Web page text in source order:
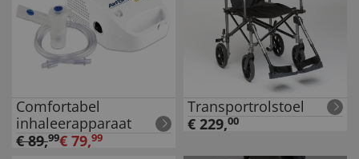
Comfortabel
inhaleerapparaat
€89,99€ 79,99
Transportrolstoel
€ 229,00